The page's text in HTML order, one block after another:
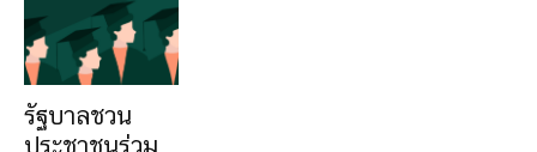
รัฐบาลชวน
ประชาชนร่วม